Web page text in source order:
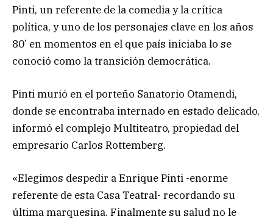
Pinti, un referente de la comedia y la crítica
política, y uno de los personajes clave en los años
80’ en momentos en el que país iniciaba lo se
conoció como la transición democrática.
Pinti murió en el porteño Sanatorio Otamendi,
donde se encontraba internado en estado delicado,
informó el complejo Multiteatro, propiedad del
empresario Carlos Rottemberg.
«Elegimos despedir a Enrique Pinti -enorme
referente de esta Casa Teatral- recordando su
última marquesina. Finalmente su salud no le